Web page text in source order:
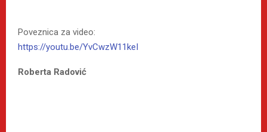
Poveznica za video:
https://youtu.be/YvCwzW11keI
Roberta Radović